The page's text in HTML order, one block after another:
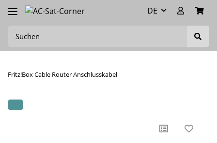
DE
Fritz!Box Cable Router Anschlusskabel